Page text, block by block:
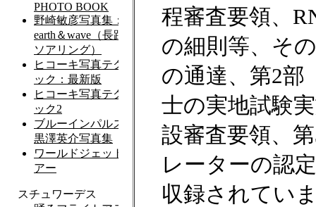
程審査要領、
の細則等、そ
の通達、第2部
士の実地試験
設審査要領、
レーターの認
収録されてい